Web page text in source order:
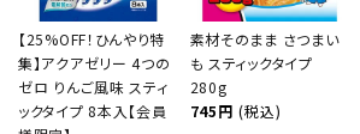
【25%OFF！ひんやり特
集】アクアゼリー 4つの
ゼロ りんご風味 スティ
ックタイプ 8本入【会員
素材そのまま さつまい
も スティックタイプ
280g
745円 (税込)